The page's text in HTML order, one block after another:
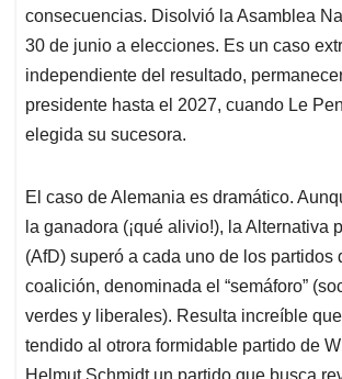
consecuencias. Disolvió la Asamblea
30 de junio a elecciones. Es un caso
independiente del resultado,
presidente hasta el 2027, cuando Le
elegida su sucesora.
El caso de Alemania es dramático.
la ganadora (¡qué alivio!), la Alternativa
(AfD) superó a cada uno de los partidos
coalición, denominada el “semáforo”
verdes y liberales). Resulta increíble
tendido al otrora formidable partido de